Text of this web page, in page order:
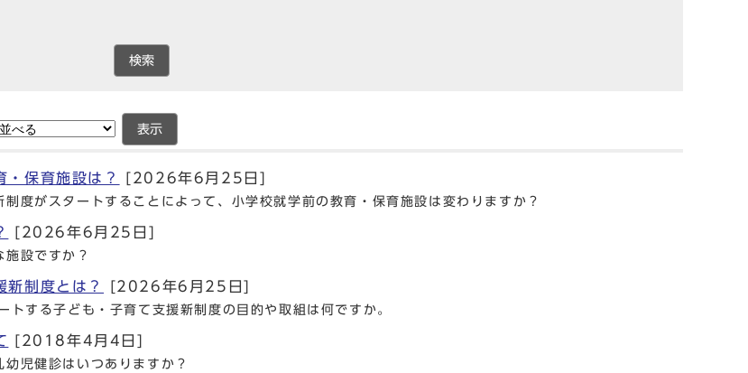
検索
表示
・保育施設は？ [2026年6月25日]
制度がスタートすることによって、小学校就学前の教育・保育施設は変わりますか？
[2026年6月25日]
施設ですか？
新制度とは？ [2026年6月25日]
トする子ども・子育て支援新制度の目的や取組は何ですか。
[2018年4月4日]
児健診はいつありますか？